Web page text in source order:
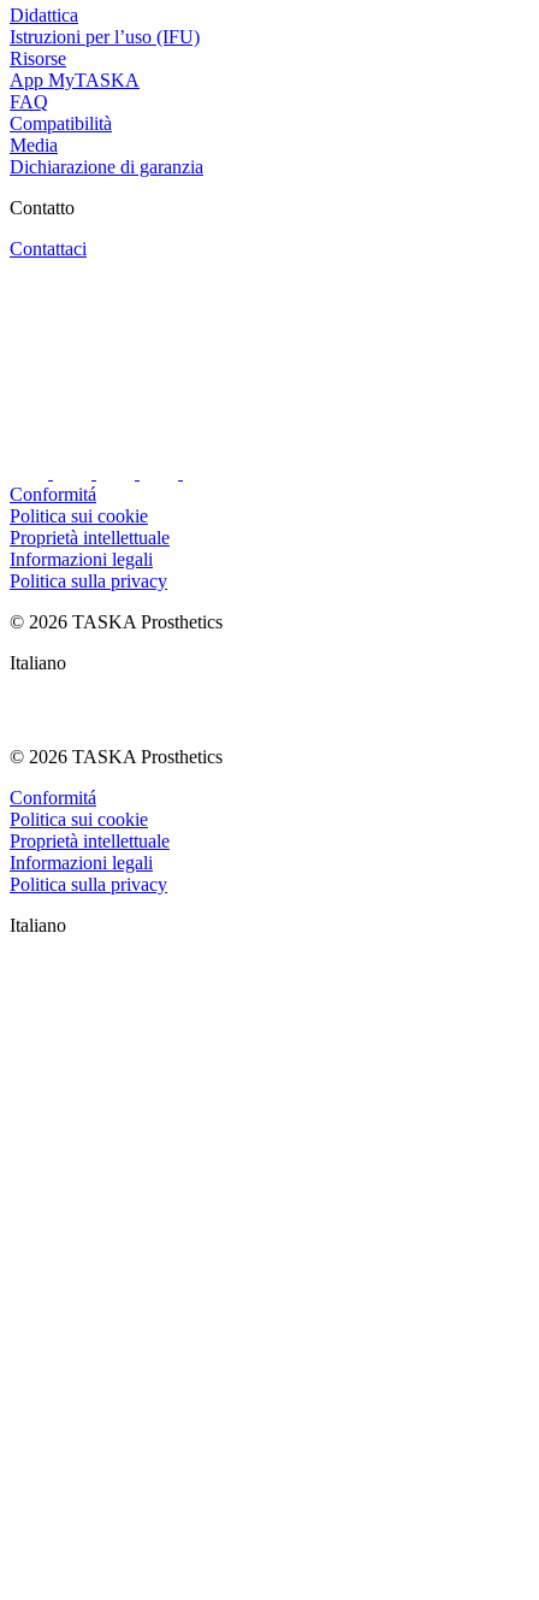
Didattica
Istruzioni per l’uso (IFU)
Risorse
App MyTASKA
FAQ
Compatibilità
Media
Dichiarazione di garanzia
Contatto
Contattaci
Conformitá
Politica sui cookie
Proprietà intellettuale
Informazioni legali
Politica sulla privacy
© 2026 TASKA Prosthetics
Italiano
© 2026 TASKA Prosthetics
Conformitá
Politica sui cookie
Proprietà intellettuale
Informazioni legali
Politica sulla privacy
Italiano